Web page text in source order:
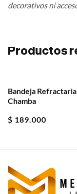
decorativos ni
Productos
Bandeja
Chamba
$ 189.000